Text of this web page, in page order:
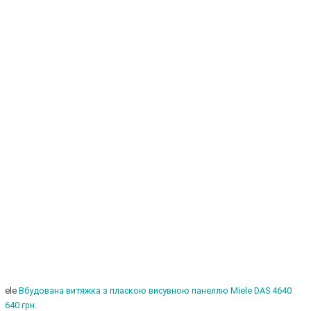
Вбудована витяжка з пласкою висувною панеллю Miele DAS 4640
грн.